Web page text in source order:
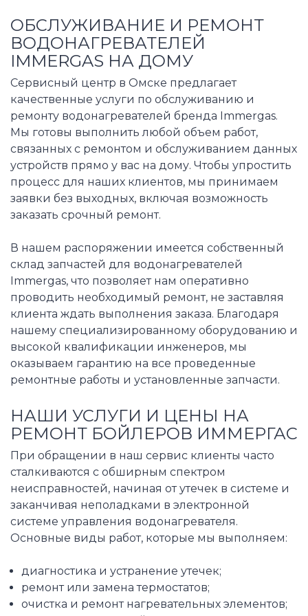
ОБСЛУЖИВАНИЕ И РЕМОНТ
ВОДОНАГРЕВАТЕЛЕЙ
IMMERGAS НА ДОМУ
Сервисный центр в Омске предлагает
качественные услуги по обслуживанию и
ремонту водонагревателей бренда Immergas.
Мы готовы выполнить любой объем работ,
связанных с ремонтом и обслуживанием данных
устройств прямо у вас на дому. Чтобы упростить
процесс для наших клиентов, мы принимаем
заявки без выходных, включая возможность
заказать срочный ремонт.
В нашем распоряжении имеется собственный
склад запчастей для водонагревателей
Immergas, что позволяет нам оперативно
проводить необходимый ремонт, не заставляя
клиента ждать выполнения заказа. Благодаря
нашему специализированному оборудованию и
высокой квалификации инженеров, мы
оказываем гарантию на все проведенные
ремонтные работы и установленные запчасти.
НАШИ УСЛУГИ И ЦЕНЫ НА
РЕМОНТ БОЙЛЕРОВ ИММЕРГАС
При обращении в наш сервис клиенты часто
сталкиваются с обширным спектром
неисправностей, начиная от утечек в системе и
заканчивая неполадками в электронной
системе управления водонагревателя.
Основные виды работ, которые мы выполняем:
диагностика и устранение утечек;
ремонт или замена термостатов;
очистка и ремонт нагревательных элементов;